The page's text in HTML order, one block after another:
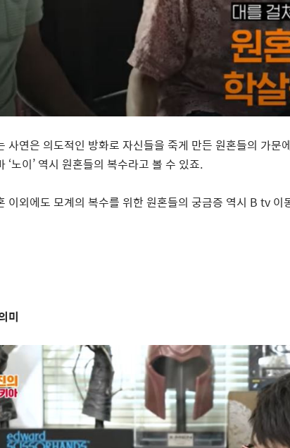
사연은 의도적인 방화로 자신들을 죽게 만든 원혼들의 가문
‘노이’ 역시 원혼들의 복수라고 볼 수 있죠.
이외에도 모계의 복수를 위한 원혼들의 궁금증 역시 B tv
미